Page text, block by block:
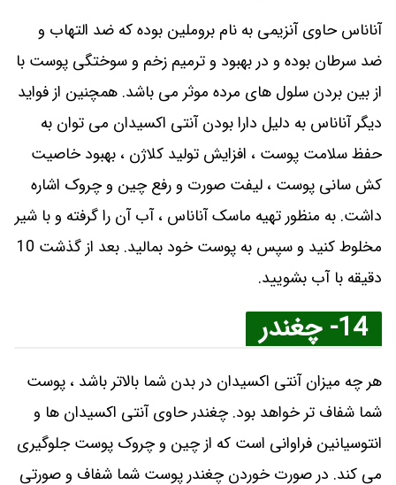
آناناس حاوی آنزیمی به نام بروملین بوده که ضد التهاب و
ضد سرطان بوده و در بهبود و ترمیم زخم و سوختگی پوست با
از بین بردن سلول های مرده موثر می باشد. همچنین از فواید
دیگر آناناس به دلیل دارا بودن آنتی اکسیدان می توان به
حفظ سلامت پوست ، افزایش تولید کلاژن ، بهبود خاصیت
کش سانی پوست ، لیفت صورت و رفع چین و چروک اشاره
داشت. به منظور تهیه ماسک آناناس ، آب آن را گرفته و با شیر
مخلوط کنید و سپس به پوست خود بمالید. بعد از گذشت 10
دقیقه با آب بشویید.
14- چغندر
هر چه میزان آنتی اکسیدان در بدن شما بالاتر باشد ، پوست
شما شفاف تر خواهد بود. چغندر حاوی آنتی اکسیدان ها و
انتوسیانین فراوانی است که از چین و چروک پوست جلوگیری
می کند. در صورت خوردن چغندر پوست شما شفاف و صورتی